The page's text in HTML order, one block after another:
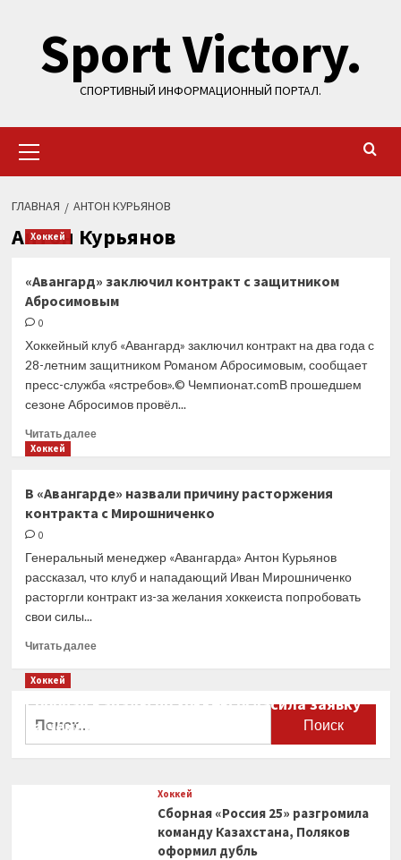
содержимому
Sport Victory.
СПОРТИВНЫЙ ИНФОРМАЦИОННЫЙ ПОРТАЛ.
меню
ГЛАВНАЯ АНТОН КУРЬЯНОВ
Антон Курьянов
Хоккей
«Авангард» заключил контракт с защитником
Абросимовым
0
Хоккейный клуб «Авангард» заключил контракт на два года с
28-летним защитником Романом Абросимовым, сообщает
пресс-служба «ястребов».© Чемпионат.comВ прошедшем
сезоне Абросимов провёл...
Читать далееПрочитать
заключил
контракт
Абросимовым
Хоккей
В «Авангарде» назвали причину расторжения
контракта с Мирошниченко
0
Генеральный менеджер «Авангарда» Антон Курьянов
рассказал, что клуб и нападающий Иван Мирошниченко
расторгли контракт из-за желания хоккеиста попробовать
свои силы...
Читать далееПрочитать
расторжения
Хоккей
Сборная Канады по хоккею огласила заявку
на чемпионат мира
Хоккей
Сборная «Россия 25» разгромила
команду Казахстана, Поляков
оформил дубль